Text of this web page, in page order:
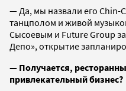
— Да, мы назвали его Chin-
танцполом и живой
Сысоевым и Future Group
Депо», открытие
— Получается,
привлекательный бизнес?